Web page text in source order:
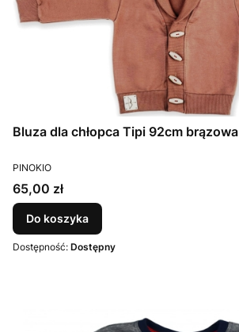
Bluza dla chłopca Tipi 92cm brązowa
PRODUCENT
PINOKIO
Cena
65,00 zł
Do koszyka
Dostępność: Dostępny